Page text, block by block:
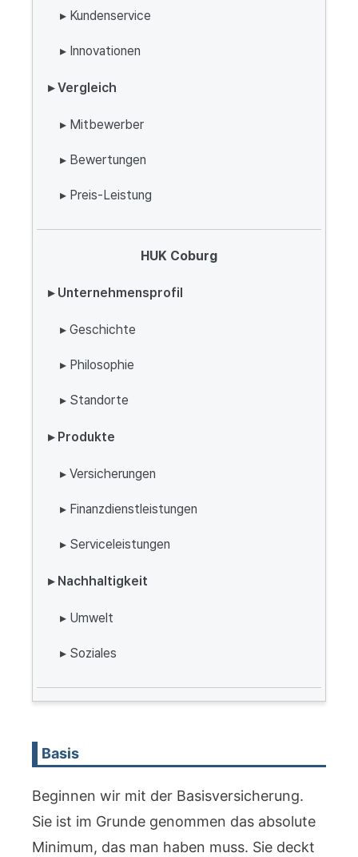
▸ Kundenservice
▸ Innovationen
▸ Vergleich
▸ Mitbewerber
▸ Bewertungen
▸ Preis-Leistung
HUK Coburg
▸ Unternehmensprofil
▸ Geschichte
▸ Philosophie
▸ Standorte
▸ Produkte
▸ Versicherungen
▸ Finanzdienstleistungen
▸ Serviceleistungen
▸ Nachhaltigkeit
▸ Umwelt
▸ Soziales
Basis
Beginnen wir mit der Basisversicherung.
Sie ist im Grunde genommen das absolute
Minimum, das man haben muss. Sie deckt